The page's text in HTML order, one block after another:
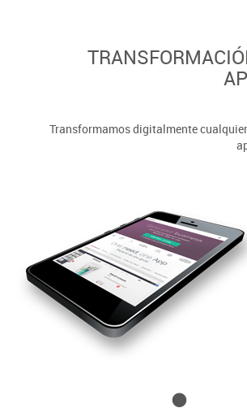
Transformamos digitalmente